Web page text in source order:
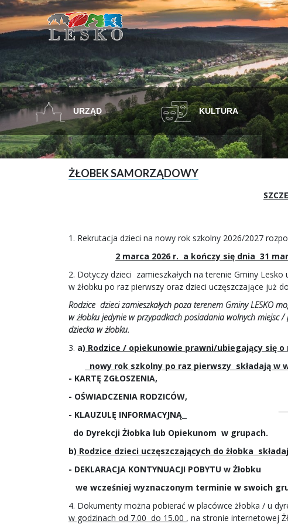
URZĄD KULTURA
ŻŁOBEK SAMORZĄDOWY
1. Rekrutacja dzieci na nowy rok szkolny 2026/2027
2 marca 2026 r. a kończy się dnia 31
2. Dotyczy dzieci zamieszkałych na terenie Gminy Lesko
w żłobku po raz pierwszy oraz dzieci uczęszczające już
Rodzice dzieci zamieszkałych poza terenem Gminy LESKO
w żłobku jedynie w przypadkach posiadania wolnych
dziecka w żłobku.
3. a) Rodzice / opiekunowie prawni/ubiegający się o
nowy rok szkolny po raz pierwszy składają w
- KARTĘ ZGŁOSZENIA,
- OŚWIADCZENIA RODZICÓW,
- KLAUZULĘ INFORMACYJNĄ
do Dyrekcji Żłobka lub Opiekunom w grupach.
b) Rodzice dzieci uczęszczających do żłobka
- DEKLARACJA KONTYNUACJI POBYTU w Żłobku
we wcześniej wyznaczonym terminie w swoich
4. Dokumenty można pobierać w placówce żłobka / u
w godzinach od 7.00 do 15.00 , na stronie internetowej